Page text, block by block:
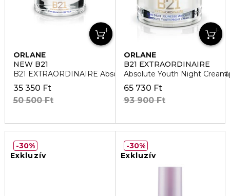
ORLANE
NEW B21
B21 EXTRAORDINAIRE Absolute Youth Eye Szemkörnyék
35 350 Ft
50 500 Ft
ORLANE
B21 EXTRAORDINAIRE
Absolute Youth Night Cream
65 730 Ft
93 900 Ft
Exkluzív
30%
Exkluzív
30%